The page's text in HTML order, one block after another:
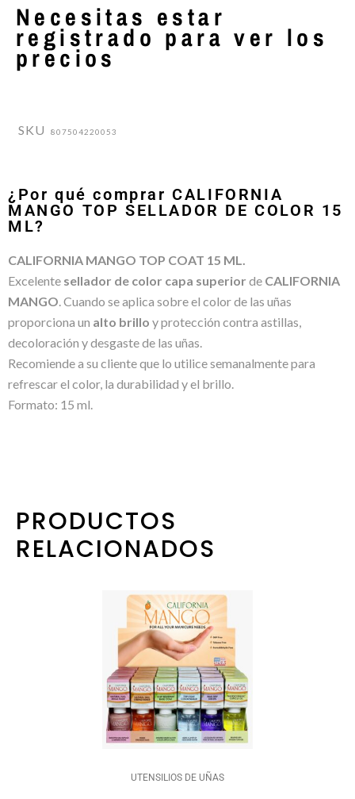
Necesitas estar
registrado para ver los
precios
SKU 807504220053
¿Por qué comprar CALIFORNIA
MANGO TOP SELLADOR DE COLOR 15
ML?
CALIFORNIA MANGO TOP COAT 15 ML.
Excelente sellador de color capa superior de CALIFORNIA
MANGO. Cuando se aplica sobre el color de las uñas
proporciona un alto brillo y protección contra astillas,
decoloración y desgaste de las uñas.
Recomiende a su cliente que lo utilice semanalmente para
refrescar el color, la durabilidad y el brillo.
Formato: 15 ml.
PRODUCTOS
RELACIONADOS
UTENSILIOS DE UÑAS